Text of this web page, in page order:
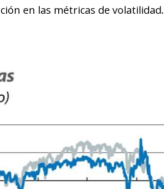
en las métricas de volatilidad.